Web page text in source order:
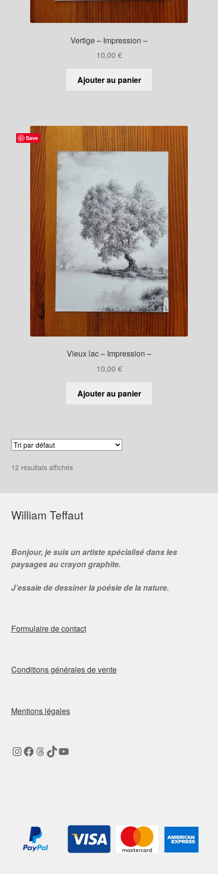
Vertige – Impression –
10,00 €
Ajouter au panier
Save
Vieux lac – Impression –
10,00 €
Ajouter au panier
12 résultats affichés
William Teffaut
Bonjour, je suis un artiste spécialisé dans les
paysages au crayon graphite.
J’essaie de dessiner la poésie de la nature.
Formulaire de contact
Conditions générales de vente
Mentions légales
Instagram
Facebook
Threads
TikTok
YouTube